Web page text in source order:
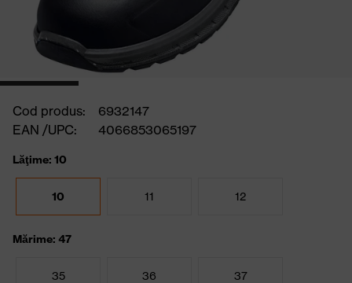
Cod produs:
6932147
EAN /UPC:
4066853065197
Lăţime: 10
10 11 12
Mărime: 47
35 36 37